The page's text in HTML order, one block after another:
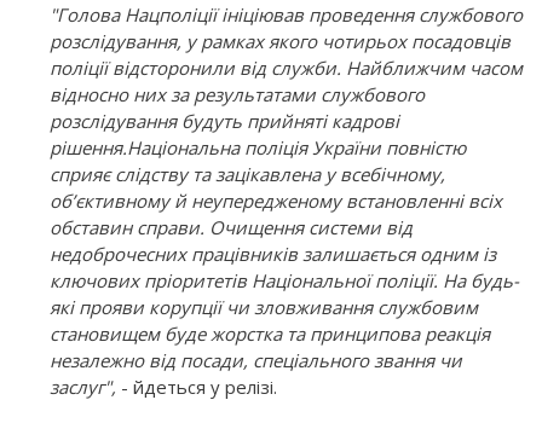
"Голова Нацполіції ініціював проведення службового
розслідування, у рамках якого чотирьох посадовців
поліції відсторонили від служби. Найближчим часом
відносно них за результатами службового
розслідування будуть прийняті кадрові
рішення.Національна поліція України повністю
сприяє слідству та зацікавлена у всебічному,
об’єктивному й неупередженому встановленні всіх
обставин справи. Очищення системи від
недоброчесних працівників залишається одним із
ключових пріоритетів Національної поліції. На будь-
які прояви корупції чи зловживання службовим
становищем буде жорстка та принципова реакція
незалежно від посади, спеціального звання чи
заслуг", - йдеться у релізі.